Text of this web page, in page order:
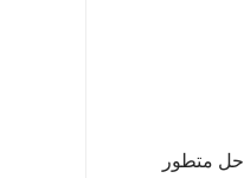
حل متطور